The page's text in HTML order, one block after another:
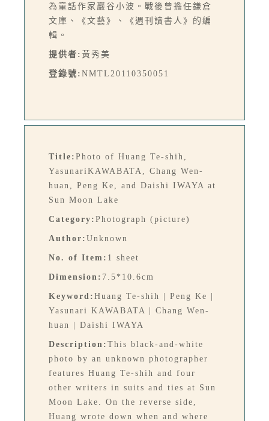
為童話作家巖谷小波。戰後曾擔任鎌倉
文庫、《文藝》、《週刊讀書人》的編
輯。
提供者: 黃秀美
登錄號: NMTL20110350051
Title: Photo of Huang Te-shih,
YasunariKAWABATA, Chang Wen-
huan, Peng Ke, and Daishi IWAYA at
Sun Moon Lake
Category: Photograph (picture)
Author: Unknown
No. of Item: 1 sheet
Dimension: 7.5*10.6cm
Keyword: Huang Te-shih | Peng Ke |
Yasunari KAWABATA | Chang Wen-
huan | Daishi IWAYA
Description: This black-and-white
photo by an unknown photographer
features Huang Te-shih and four
other writers in suits and ties at Sun
Moon Lake. On the reverse side,
Huang wrote down when and where